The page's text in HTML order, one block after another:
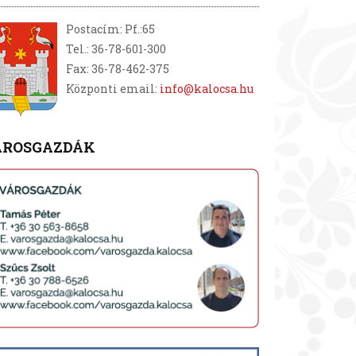
Postacím: Pf.:65
Tel.: 36-78-601-300
Fax: 36-78-462-375
Központi email: info@kalocsa.hu